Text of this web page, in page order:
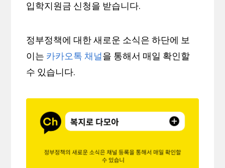
입학지원금 신청을 받습니다.
정부정책에 대한 새로운 소식은 하단에 보
이는 카카오톡 채널을 통해서 매일 확인할
수 있습니다.